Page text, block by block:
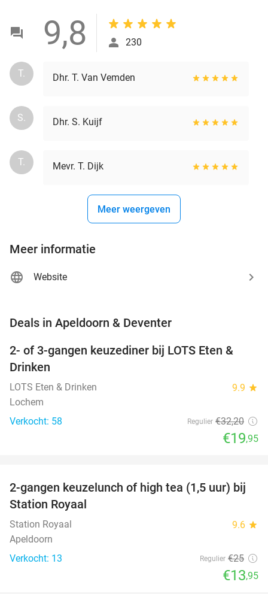
9,8 230
T. Dhr. T. Van Vemden
S. Dhr. S. Kuijf
T. Mevr. T. Dijk
Meer weergeven
Meer informatie
Website
Deals in Apeldoorn & Deventer
38%
TODAY
2- of 3-gangen keuzediner bij LOTS Eten &
Drinken
LOTS Eten & Drinken 9.9 star
Lochem
Verkocht: 58
Regulier €32,20
€19,95
44%
NEW
TODAY
2-gangen keuzelunch of high tea (1,5 uur) bij
Station Royaal
Station Royaal 9.6 star
Apeldoorn
Verkocht: 13
Regulier €25
€13,95